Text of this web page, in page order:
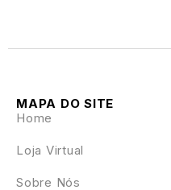
MAPA DO SITE
Home
Loja Virtual
Sobre Nós